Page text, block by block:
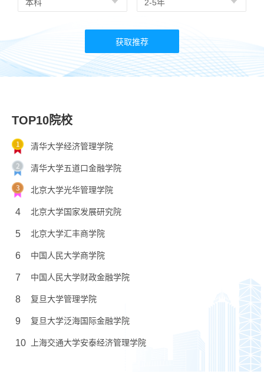
TOP10院校
清华大学经济管理学院
清华大学五道口金融学院
北京大学光华管理学院
4 北京大学国家发展研究院
5 北京大学汇丰商学院
6 中国人民大学商学院
7 中国人民大学财政金融学院
8 复旦大学管理学院
9 复旦大学泛海国际金融学院
10 上海交通大学安泰经济管理学院